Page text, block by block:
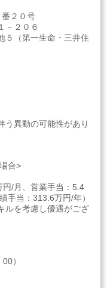
２０号
－２０６
５（第一生命・三井住
異動の可能性があり
合>
円/月、営業手当：5.4
手当：313.6万円/年）
ルを考慮し優遇がござ
）